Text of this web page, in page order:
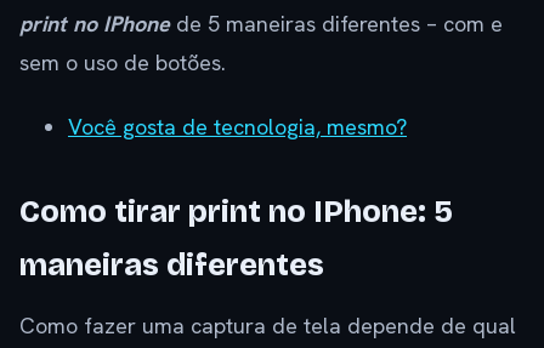
print no IPhonede 5 maneiras diferentes – com e
sem o uso de botões.
Você gosta de tecnologia, mesmo?
Como tirar print no IPhone: 5
maneiras diferentes
Como fazer uma captura de tela depende de qual